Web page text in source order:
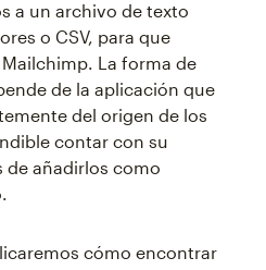
a un archivo de texto
o CSV, para que
La forma de
de la aplicación que
del origen de los
contar con su
de añadirlos como
cómo encontrar